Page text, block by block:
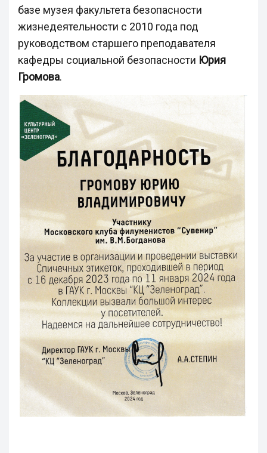
базе музея факультета безопасности
жизнедеятельности с 2010 года под
руководством старшего преподавателя
кафедры социальной безопасности Юрия
Громова.